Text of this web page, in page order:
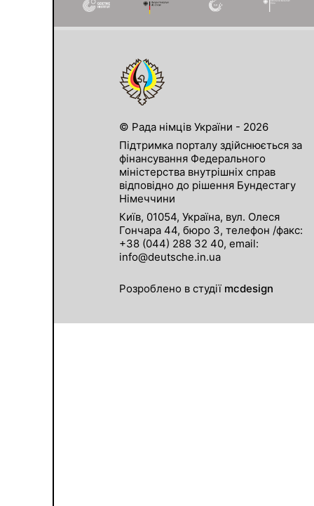
© Рада німців України - 2026
Підтримка порталу здійснюється за
фінансування Федерального
міністерства внутрішніх справ
відповідно до рішення Бундестагу
Німеччини
Київ, 01054, Україна, вул. Олеся
Гончара 44, бюро 3, телефон /факс:
+38 (044) 288 32 40, email:
info@deutsche.in.ua
Розроблено в студії mcdesign